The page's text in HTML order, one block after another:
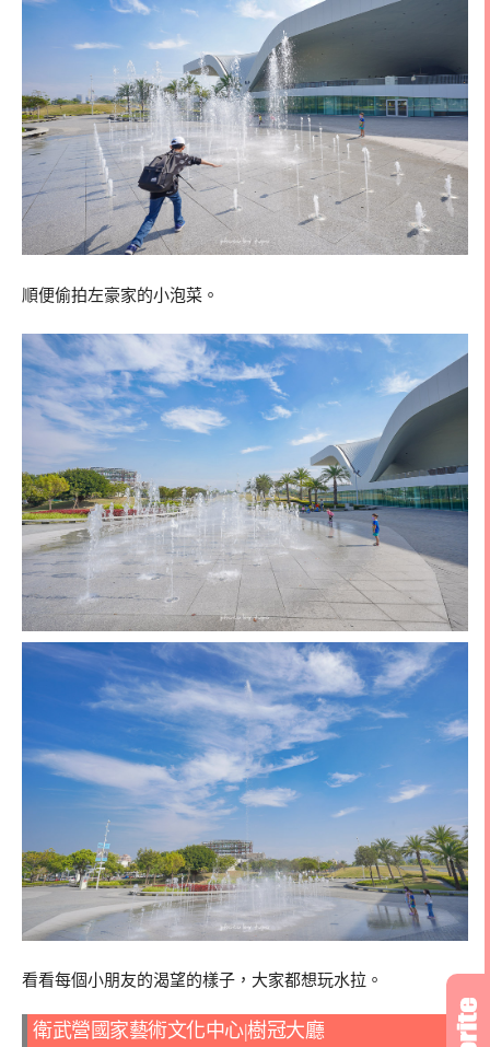
順便偷拍左豪家的小泡菜。
看看每個小朋友的渴望的樣子，大家都想玩水拉。
衛武營國家藝術文化中心|樹冠大廳